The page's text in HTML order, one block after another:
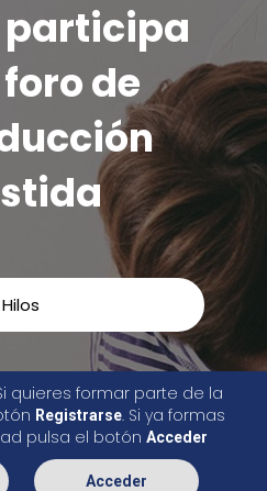
participa
de
Hilos
quieres formar parte de la
Registrarse. Si ya formas
pulsa el botón Acceder
Acceder